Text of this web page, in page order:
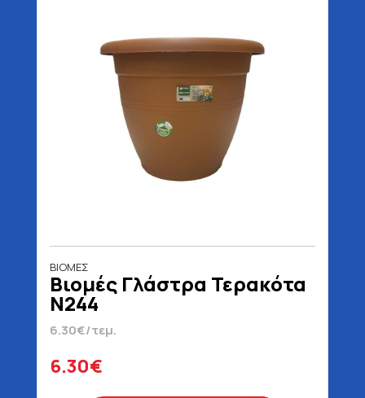
ΒΙΟΜΕΣ
Βιομές Γλάστρα Τερακότα
Ν244
6.30€/τεμ.
6.30€